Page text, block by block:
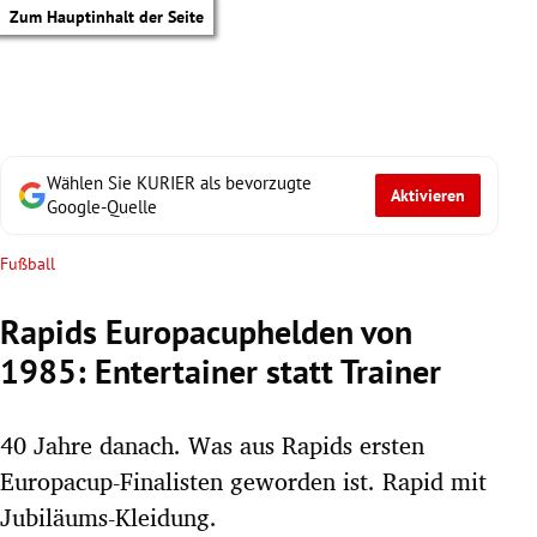
Zum Hauptinhalt der Seite
Untermenü
Wählen Sie KURIER als bevorzugte
Google-Quelle
Aktivieren
Fußball
Rapids Europacuphelden von
1985: Entertainer statt Trainer
40 Jahre danach. Was aus Rapids ersten
Europacup-Finalisten geworden ist. Rapid mit
Jubiläums-Kleidung.